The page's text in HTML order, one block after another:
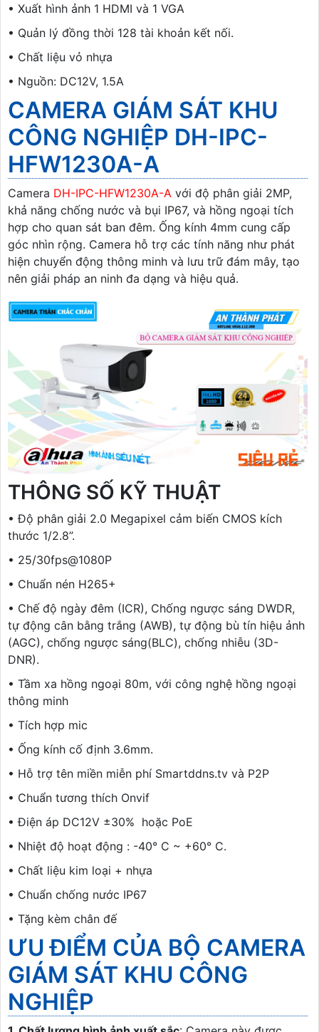
• Xuất hình ảnh 1 HDMI và 1 VGA
• Quản lý đồng thời 128 tài khoản kết nối.
• Chất liệu vỏ nhựa
• Nguồn: DC12V, 1.5A
CAMERA GIÁM SÁT KHU
CÔNG NGHIỆP DH-IPC-
HFW1230A-A
Camera DH-IPC-HFW1230A-A với độ phân giải 2MP,
khả năng chống nước và bụi IP67, và hồng ngoại tích
hợp cho quan sát ban đêm. Ống kính 4mm cung cấp
góc nhìn rộng. Camera hỗ trợ các tính năng như phát
hiện chuyển động thông minh và lưu trữ đám mây, tạo
nên giải pháp an ninh đa dạng và hiệu quả.
THÔNG SỐ KỸ THUẬT
• Độ phân giải 2.0 Megapixel cảm biến CMOS kích
thước 1/2.8”.
• 25/30fps@1080P
• Chuẩn nén H265+
• Chế độ ngày đêm (ICR), Chống ngược sáng DWDR,
tự động cân bằng trắng (AWB), tự động bù tín hiệu ảnh
(AGC), chống ngược sáng(BLC), chống nhiễu (3D-
DNR).
• Tầm xa hồng ngoại 80m, với công nghệ hồng ngoại
thông minh
• Tích hợp mic
• Ống kính cố định 3.6mm.
• Hỗ trợ tên miền miễn phí Smartddns.tv và P2P
• Chuẩn tương thích Onvif
• Điện áp DC12V ±30% hoặc PoE
• Nhiệt độ hoạt động : -40° C ~ +60° C.
• Chất liệu kim loại + nhựa
• Chuẩn chống nước IP67
• Tặng kèm chân đế
ƯU ĐIỂM CỦA BỘ CAMERA
GIÁM SÁT KHU CÔNG
NGHIỆP